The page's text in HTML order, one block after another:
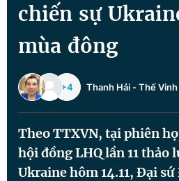
Thông tin tòa soạn
Đọc Thanh Niên trên điện
chiến sự
mùa đông
+4 Thanh Hải -Thế Vinh
Theo TTXVN, tại phiên
hội đồng LHQ lần 11
Ukraine hôm 14.11, Đại